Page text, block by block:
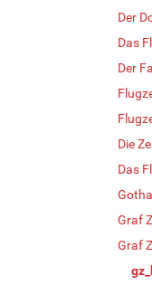
Der
Das
Der
Die
Das
Graf
Graf